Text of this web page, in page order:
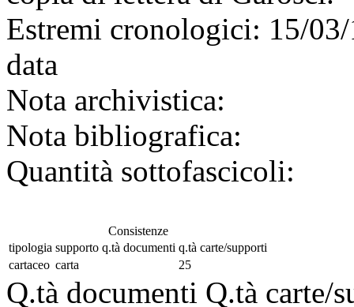
Estremi cronologici: 15/
data
Nota archivistica:
Nota bibliografica:
Quantità sottofascicoli:
Consistenze
tipologia supporto q.tà documenti q.tà carte/supporti
cartaceo carta 25
Q.tà documenti Q.tà carte/